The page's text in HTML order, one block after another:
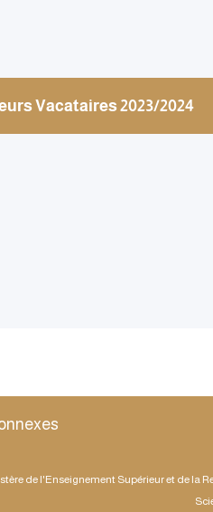
Vacataires 2023/2024
de l'Enseignement Supérieur et de la